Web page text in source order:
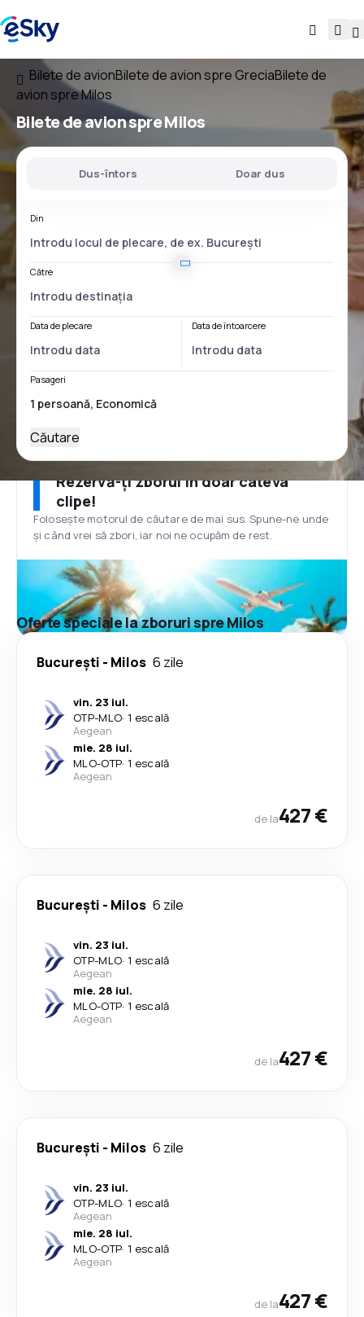
Bilete de avionBilete de avion spre GreciaBilete de
avion spre Milos
Bilete de avion spre Milos
Dus-întors Doar dus
Din
Către
Data de plecare Data de întoarcere
Pasageri
Căutare
Rezervă-ți zborul în doar câteva
clipe!
Folosește motorul de căutare de mai sus. Spune-ne unde
și când vrei să zbori, iar noi ne ocupăm de rest.
Oferte speciale la zboruri spre Milos
București - Milos 6 zile
vin. 23 iul.
OTP-MLO· 1 escală
Aegean
mie. 28 iul.
MLO-OTP· 1 escală
Aegean
de la427 €
București - Milos 6 zile
vin. 23 iul.
OTP-MLO· 1 escală
Aegean
mie. 28 iul.
MLO-OTP· 1 escală
Aegean
de la427 €
București - Milos 6 zile
vin. 23 iul.
OTP-MLO· 1 escală
Aegean
mie. 28 iul.
MLO-OTP· 1 escală
Aegean
de la427 €